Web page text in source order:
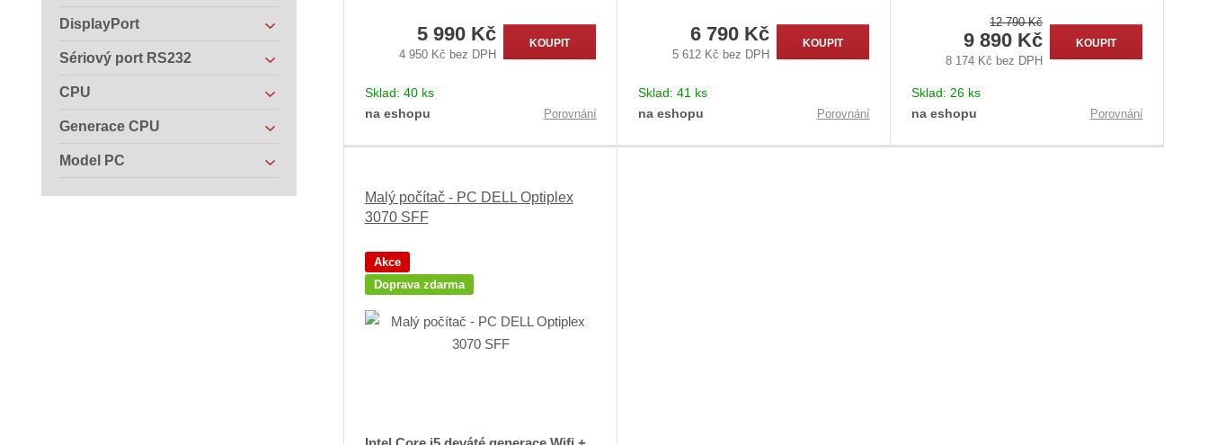
5 990 Kč
4 950 Kč bez DPH
KOUPIT
Sklad: 40 ks
na eshopu
Porovnání
6 790 Kč
5 612 Kč bez DPH
KOUPIT
Sklad: 41 ks
na eshopu
Porovnání
12 790 Kč
9 890 Kč
8 174 Kč bez DPH
KOUPIT
Sklad: 26 ks
na eshopu
Porovnání
Malý počítač - PC DELL Optiplex
3070 SFF
Akce
Doprava zdarma
DisplayPort
Sériový port RS232
CPU
Generace CPU
Model PC